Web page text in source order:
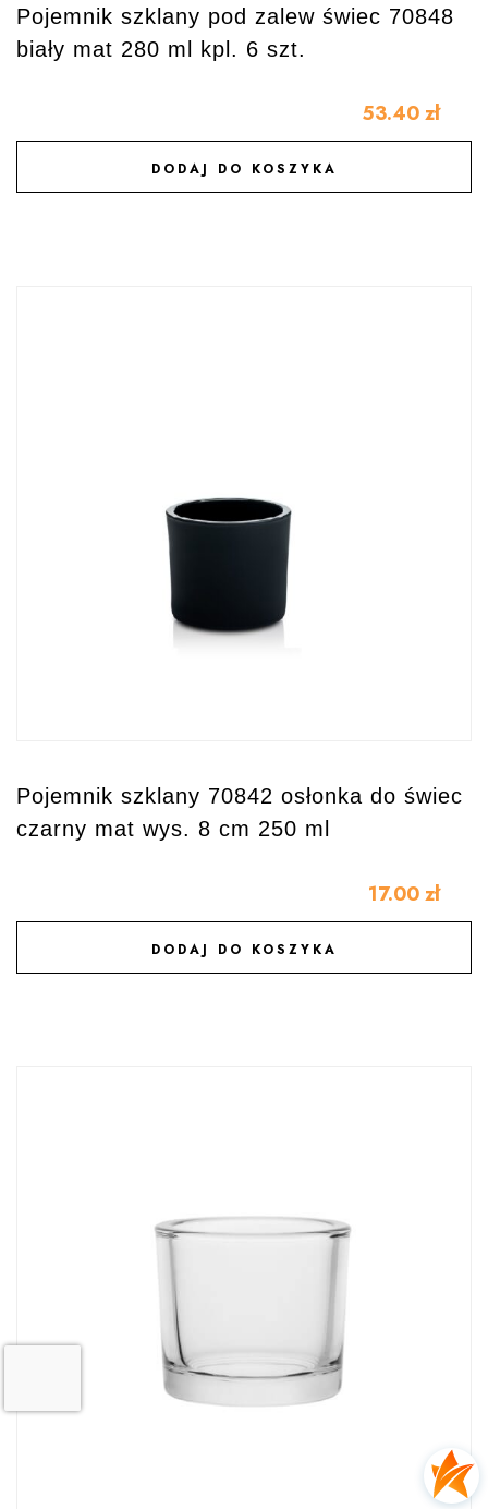
Pojemnik szklany pod zalew świec 70848
biały mat 280 ml kpl. 6 szt.
53.40 zł
DODAJ DO KOSZYKA
DODAJ DO ULUBIONYCH
Pojemnik szklany 70842 osłonka do świec
czarny mat wys. 8 cm 250 ml
17.00 zł
DODAJ DO KOSZYKA
DODAJ DO ULUBIONYCH